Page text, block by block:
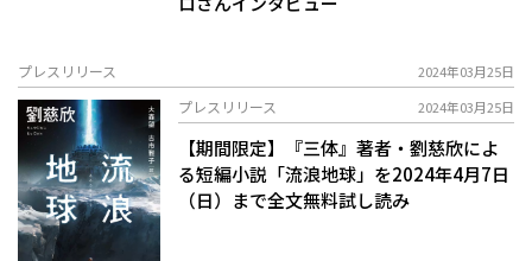
プレスリリース 2024年03月25日
プレスリリース 2024年03月25日
【期間限定】『三体』著者・劉慈欣によ
る短編小説「流浪地球」を2024年4月7日
（日）まで全文無料試し読み